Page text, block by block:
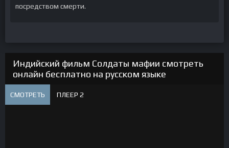
посредством смерти.
Индийский фильм Солдаты мафии смотреть
онлайн бесплатно на русском языке
СМОТРЕТЬ ПЛЕЕР 2